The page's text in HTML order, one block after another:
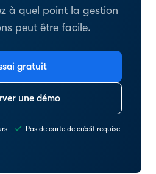
à quel point la gestion
peut être facile.
gratuit
une démo
Pas de carte de crédit requise